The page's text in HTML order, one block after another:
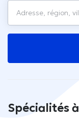
Spécialités à